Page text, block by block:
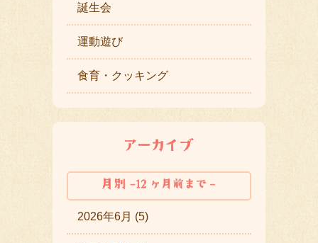
誕生会
運動遊び
食育・クッキング
2026年6月 (5)